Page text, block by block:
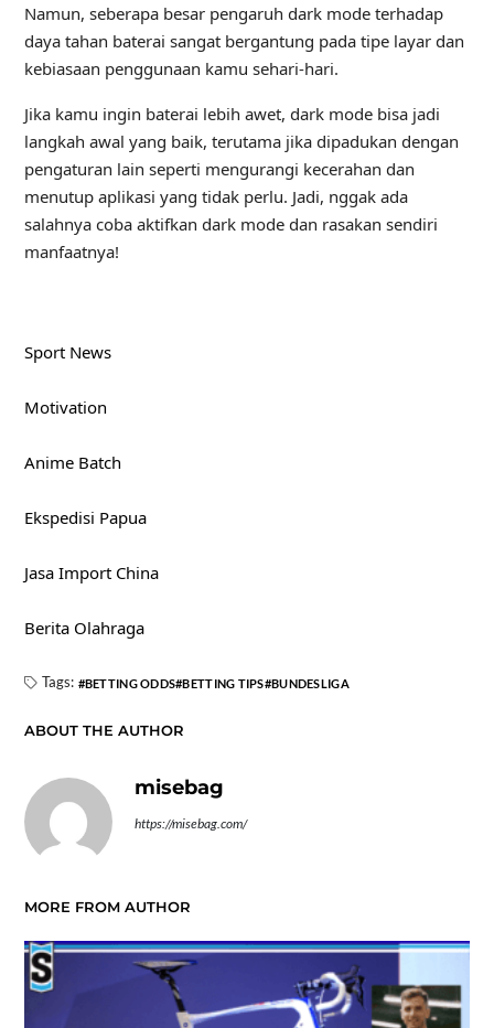
Namun, seberapa besar pengaruh dark mode terhadap
daya tahan baterai sangat bergantung pada tipe layar dan
kebiasaan penggunaan kamu sehari-hari.
Jika kamu ingin baterai lebih awet, dark mode bisa jadi
langkah awal yang baik, terutama jika dipadukan dengan
pengaturan lain seperti mengurangi kecerahan dan
menutup aplikasi yang tidak perlu. Jadi, nggak ada
salahnya coba aktifkan dark mode dan rasakan sendiri
manfaatnya!
Sport News
Motivation
Anime Batch
Ekspedisi Papua
Jasa Import China
Berita Olahraga
Tags: BETTING ODDS BETTING TIPS BUNDESLIGA
ABOUT THE AUTHOR
misebag
https://misebag.com/
MORE FROM AUTHOR